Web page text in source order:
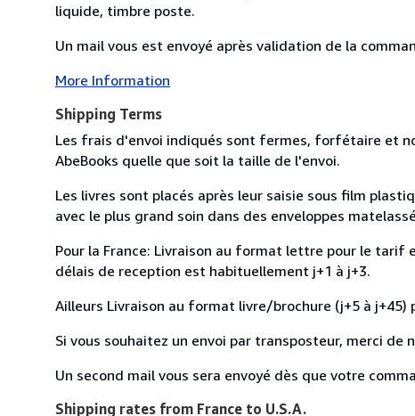
liquide, timbre poste.
Un mail vous est envoyé après validation de la
More Information
Shipping Terms
Les frais d'envoi indiqués sont fermes, forfétaire et
AbeBooks quelle que soit la taille de l'envoi.
Les livres sont placés après leur saisie sous film
avec le plus grand soin dans des enveloppes
Pour la France: Livraison au format lettre pour le tarif
délais de reception est habituellement j+1 à j+3.
Ailleurs Livraison au format livre/brochure (j+5 à
Si vous souhaitez un envoi par transposteur, merci de
Un second mail vous sera envoyé dès que votre
Shipping rates from France to U.S.A.